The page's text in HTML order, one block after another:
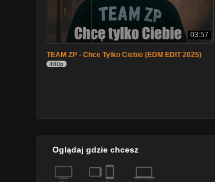
03:57
TEAM ZP - Chce Tylko Ciebie (EDM EDIT 2025)
480p
Oglądaj gdzie chcesz